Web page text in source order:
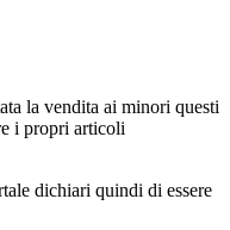
la vendita ai minori questi
i propri articoli
dichiari quindi di essere